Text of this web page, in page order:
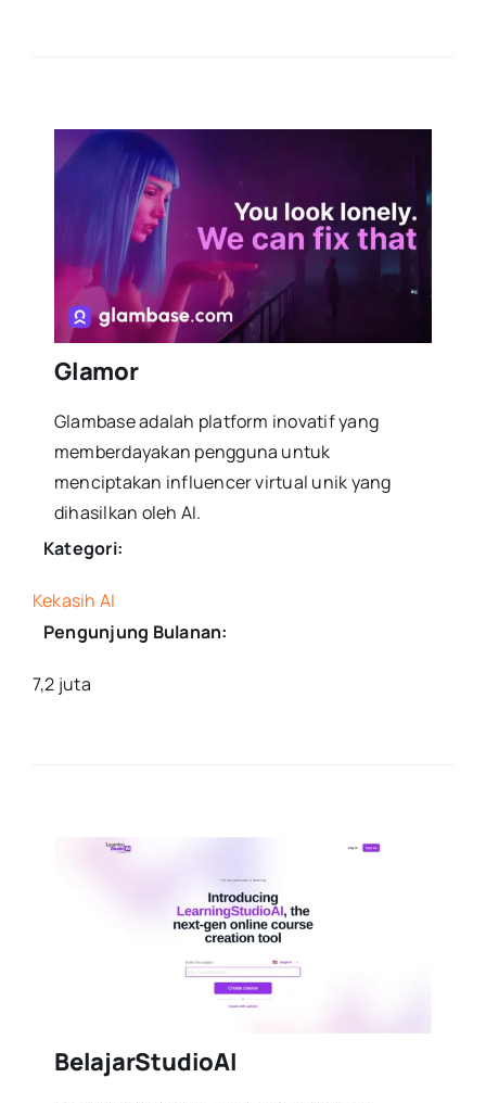
Glamor
Glambase adalah platform inovatif yang
memberdayakan pengguna untuk
menciptakan influencer virtual unik yang
dihasilkan oleh AI.
Kategori:
Kekasih AI
Pengunjung Bulanan:
7,2 juta
BelajarStudioAI